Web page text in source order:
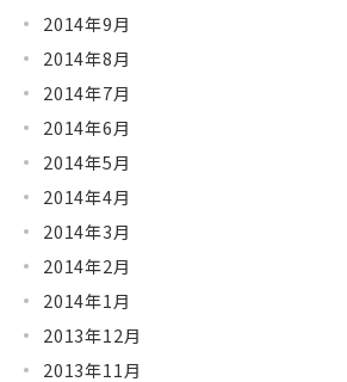
2014年9月
2014年8月
2014年7月
2014年6月
2014年5月
2014年4月
2014年3月
2014年2月
2014年1月
2013年12月
2013年11月